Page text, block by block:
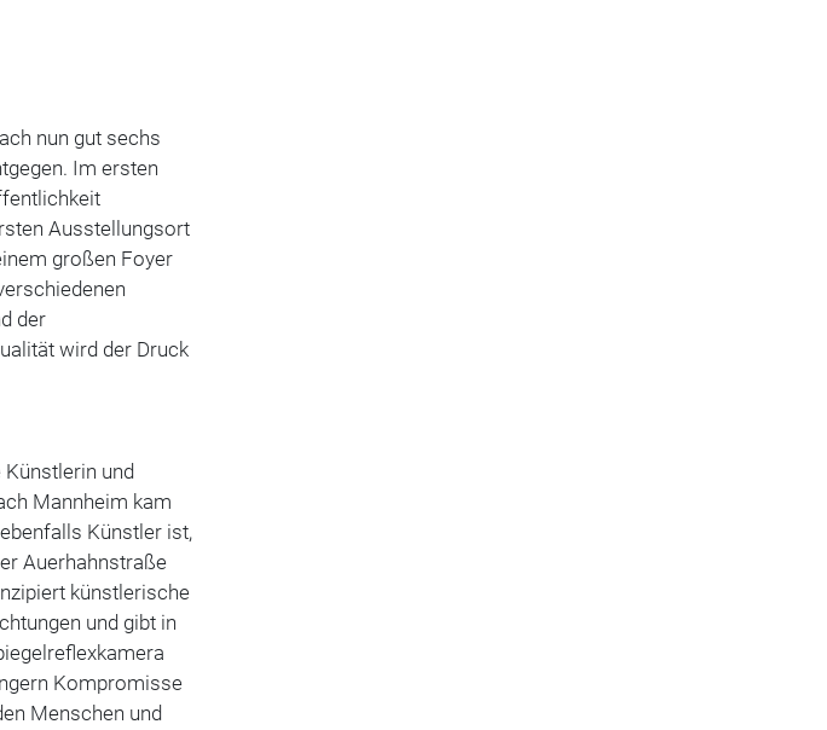
nun gut sechs
Im ersten
Ausstellungsort
großen Foyer
der
wird der Druck
und
Mannheim kam
Künstler ist,
Auerhahnstraße
künstlerische
und gibt in
Kompromisse
Menschen und